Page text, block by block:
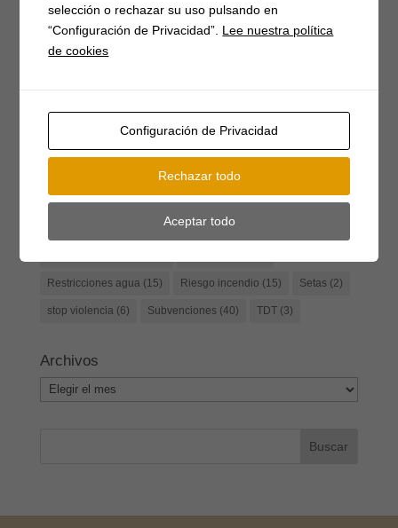
Covid-19(17) donación(2) día de la mujer
emprendimiento(5) Empresarios (3) EPIs(3)
Formación(5) gimnasia(6) Herradero(3)
Homenaje
monumento
Museo Etnológico de Gredos(2)
Músicos en la Naturaleza(15) Navidad(4)
Piscinas(2) premios
Restricciones agua(15) Riesgo incendio (15) Setas(2)
stop violencia(6) Subvenciones(40) TDT(3)
Archivos
Archivos
selección o rechazar su uso pulsando en
“Configuración de Privacidad”. Lee nuestra política
de cookies
Configuración de Privacidad
Rechazar todo
Aceptar todo